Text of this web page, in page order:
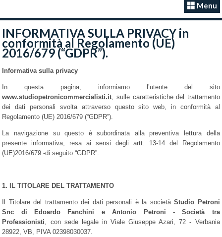
Menu
INFORMATIVA SULLA PRIVACY in
conformità al Regolamento (UE)
2016/679 (“GDPR”).
Informativa sulla privacy
In questa pagina, informiamo l’utente del sito
www.studiopetronicommercialisti.it , sulle caratteristiche del trattamento
dei dati personali svolta attraverso questo sito web, in conformità al
Regolamento (UE) 2016/679 (“GDPR”).
La navigazione su questo è subordinata alla preventiva lettura della
presente informativa, resa ai sensi degli artt. 13-14 del Regolamento
(UE)2016/679 -di seguito “GDPR”.
1. IL TITOLARE DEL TRATTAMENTO
Il Titolare del trattamento dei dati personali è la societàStudio Petroni
Snc di Edoardo Fanchini e Antonio Petroni - Società tra
Professionisti , con sede legale in Viale Giuseppe Azari, 72 - Verbania
28922, VB, PIVA 02398030037.